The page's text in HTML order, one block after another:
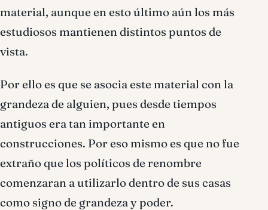
material, aunque en esto último aún los más
estudiosos mantienen distintos puntos de
vista.
Por ello es que se asocia este material con la
grandeza de alguien, pues desde tiempos
antiguos era tan importante en
construcciones. Por eso mismo es que no fue
extraño que los políticos de renombre
comenzaran a utilizarlo dentro de sus casas
como signo de grandeza y poder.